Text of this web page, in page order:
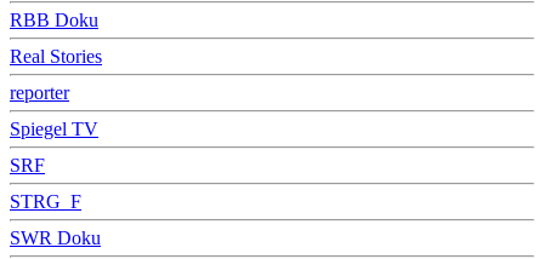
RBB Doku
Real Stories
reporter
Spiegel TV
SRF
STRG_F
SWR Doku